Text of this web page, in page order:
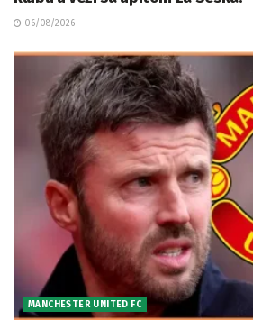
06/08/2026
MANCHESTER UNITED FC